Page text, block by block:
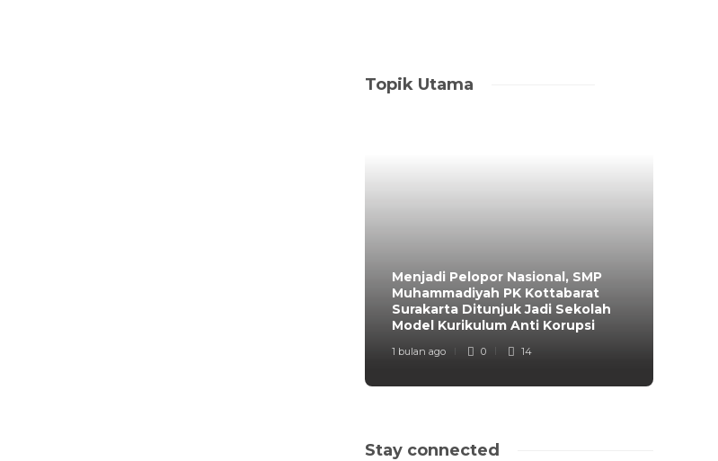
Topik Utama
Menjadi Pelopor Nasional, SMP
Muhammadiyah PK Kottabarat
Surakarta Ditunjuk Jadi Sekolah
Model Kurikulum Anti Korupsi
1 bulan ago 0 14
Stay connected